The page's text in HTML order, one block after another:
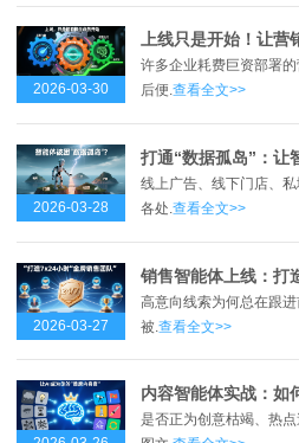
2026-03-30
许多企业耗费巨资部署
后便.查看全文>>
2026-03-28
打通“数据孤岛”：让
线上广告、线下门店、
各处.查看全文>>
2026-03-27
高意向线索为何总在跟
被. 查看全文>>
是否正为创意枯竭、热点